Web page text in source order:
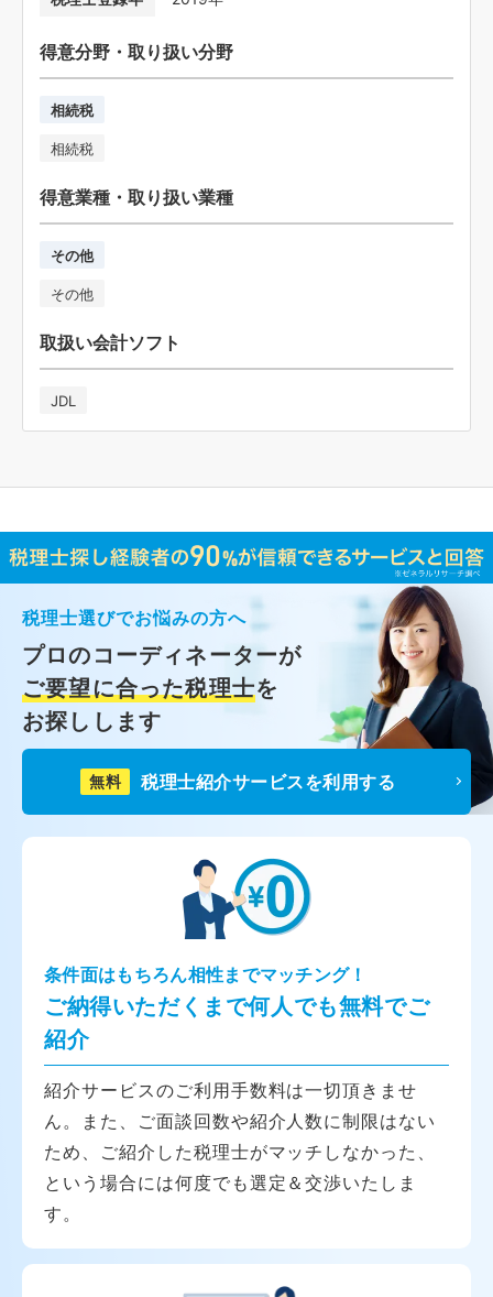
得意分野・取り扱い分野
相続税
相続税
得意業種・取り扱い業種
その他
その他
取扱い会計ソフト
JDL
税理士選びでお悩みの方へ
プロのコーディネーターが
ご要望に合った税理士を
お探しします
無料 税理士紹介サービスを利用する
条件面はもちろん相性までマッチング！
ご納得いただくまで何人でも無料でご
紹介
紹介サービスのご利用手数料は一切頂きませ
ん。また、ご面談回数や紹介人数に制限はない
ため、ご紹介した税理士がマッチしなかった、
という場合には何度でも選定＆交渉いたしま
す。